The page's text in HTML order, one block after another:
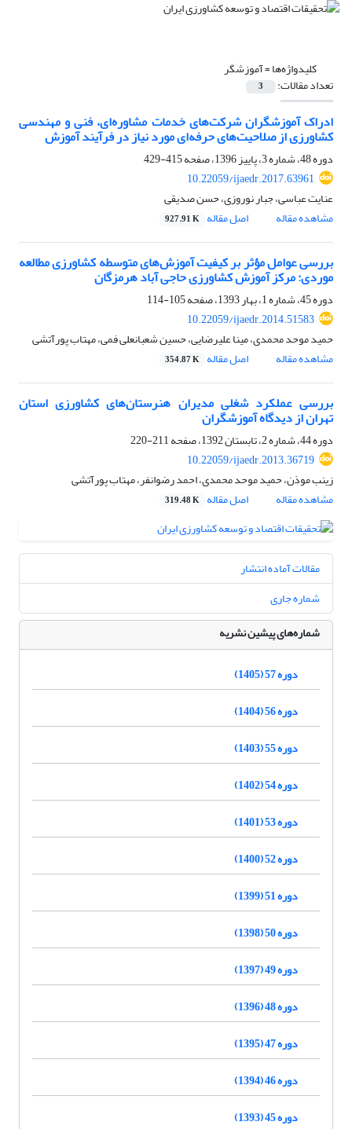
کلیدواژه‌ها =آموزشگر
تعداد مقالات: 3
ادراک آموزشگران شرکت‌های خدمات مشاوره‌ای، فنی و مهندسی
کشاورزی از صلاحیت‌های حرفه‌ای مورد نیاز در فرآیند آموزش
دوره 48، شماره 3، پاییز 1396، صفحه
415-429
10.22059/ijaedr.2017.63961
عنایت عباسی، جبار نوروزی، حسن صدیقی
مشاهده مقاله
اصل مقاله 927.91 K
بررسی عوامل مؤثر بر کیفیت آموزش‌های متوسطه کشاورزی مطالعه
موردی: مرکز آموزش کشاورزی حاجی آباد هرمزگان
دوره 45، شماره 1، بهار 1393، صفحه
105-114
10.22059/ijaedr.2014.51583
حمید موحد محمدی، مینا علیرضایی، حسین شعبانعلی فمی، مهتاب پورآتشی
مشاهده مقاله
اصل مقاله 354.87 K
بررسی عملکرد شغلی مدیران هنرستان‌های کشاورزی استان
تهران از دیدگاه آموزشگران
دوره 44، شماره 2، تابستان 1392، صفحه
211-220
10.22059/ijaedr.2013.36719
زینب موذن، حمید موحد محمدی، احمد رضوانفر، مهتاب پورآتشی
مشاهده مقاله
اصل مقاله 319.48 K
مقالات آماده انتشار
شماره جاری
شماره‌های پیشین نشریه
دوره 57 (1405)
دوره 56 (1404)
دوره 55 (1403)
دوره 54 (1402)
دوره 53 (1401)
دوره 52 (1400)
دوره 51 (1399)
دوره 50 (1398)
دوره 49 (1397)
دوره 48 (1396)
دوره 47 (1395)
دوره 46 (1394)
دوره 45 (1393)